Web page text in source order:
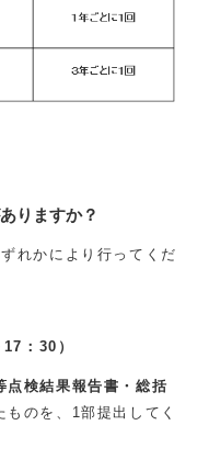
りますか？
れかにより行ってくだ
：30）
点検結果報告書・総括
ものを、1部提出してく